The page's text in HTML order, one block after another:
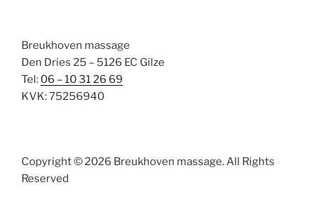
Breukhoven massage
Den Dries 25 – 5126 EC Gilze
Tel: 06 – 10 31 26 69
KVK: 75256940
Copyright © 2026 Breukhoven massage. All Rights
Reserved